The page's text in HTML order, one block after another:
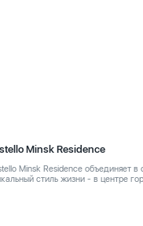
Minsk Residence
Minsk Residence объединяет в
стиль жизни - в центре